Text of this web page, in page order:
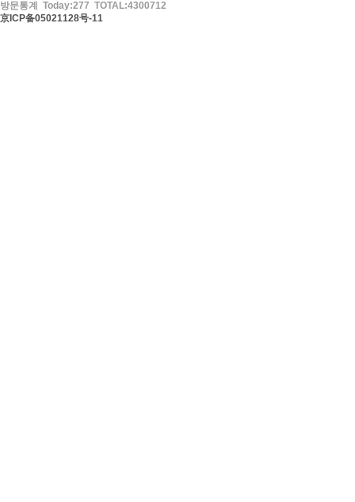
방문통계 Today:277 TOTAL:4300712
京ICP备05021128号-11